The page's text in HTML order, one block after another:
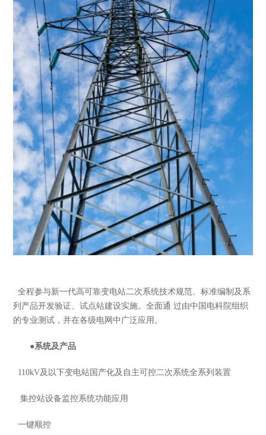
全程参与新一代高可靠变电站二次系统技术规范、标准编制及系
列产品开发验证、试点站建设实施。全面通 过由中国电科院组织
的专业测试，并在各级电网中广泛应用。
●系统及产品
110kV及以下变电站国产化及自主可控二次系统全系列装置
集控站设备监控系统功能应用
一键顺控